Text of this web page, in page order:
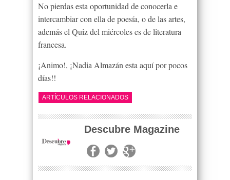
No pierdas esta oportunidad de conocerla e
intercambiar con ella de poesía, o de las artes,
además el Quiz del miércoles es de literatura
francesa.
¡Animo!, ¡Nadia Almazán esta aquí por pocos
días!!
ARTÍCULOS RELACIONADOS
Descubre Magazine